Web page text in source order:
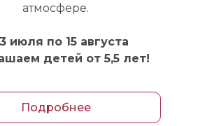
атмосфере.
июля по 15 августа
детей от 5,5 лет!
Подробнее